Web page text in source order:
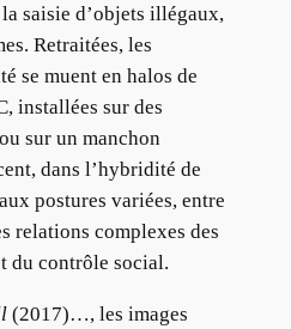
saisie d’objets illégaux,
Retraitées, les
se muent en halos de
installées sur des
sur un manchon
dans l’hybridité de
postures variées, entre
relations complexes des
du contrôle social.
(2017)…, les images